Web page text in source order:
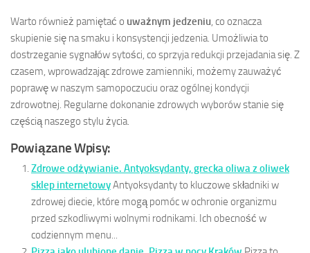
Warto również pamiętać o uważnym jedzeniu, co oznacza
skupienie się na smaku i konsystencji jedzenia. Umożliwia to
dostrzeganie sygnałów sytości, co sprzyja redukcji przejadania się. Z
czasem, wprowadzając zdrowe zamienniki, możemy zauważyć
poprawę w naszym samopoczuciu oraz ogólnej kondycji
zdrowotnej. Regularne dokonanie zdrowych wyborów stanie się
częścią naszego stylu życia.
Powiązane Wpisy:
Zdrowe odżywianie. Antyoksydanty, grecka oliwa z oliwek
sklep internetowyAntyoksydanty to kluczowe składniki w
zdrowej diecie, które mogą pomóc w ochronie organizmu
przed szkodliwymi wolnymi rodnikami. Ich obecność w
codziennym menu...